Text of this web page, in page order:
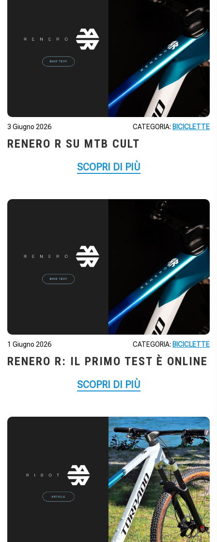
3 Giugno 2026 CATEGORIA: BICICLETTE
RENERO R SU MTB CULT
SCOPRI DI PIÙ
1 Giugno 2026 CATEGORIA: BICICLETTE
RENERO R: IL PRIMO TEST È ONLINE
SCOPRI DI PIÙ